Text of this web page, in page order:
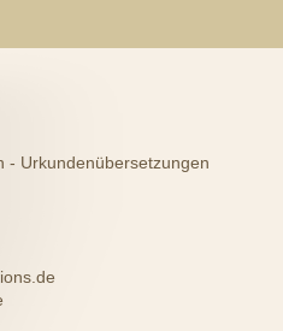
- Urkundenübersetzungen